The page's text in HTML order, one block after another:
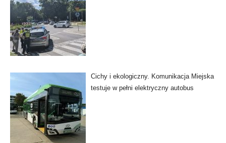
Cichy i ekologiczny. Komunikacja Miejska
testuje w pełni elektryczny autobus